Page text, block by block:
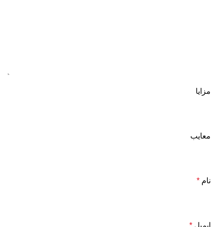
مزایا
معایب
نام *
ایمیل *